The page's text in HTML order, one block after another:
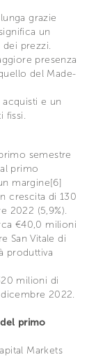
grazie
un
prezzi.
presenza
del Made-
e un
fissi.
semestre
primo
margine[6]
crescita di 130
2022 (5,9%).
€40,0 milioni
San Vitale di
produttiva
milioni di
2022.
primo
Markets